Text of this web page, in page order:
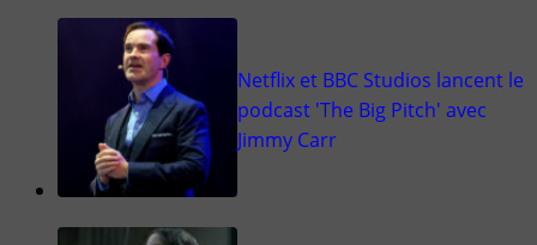
Netflix et BBC Studios lancent le
podcast 'The Big Pitch' avec
Jimmy Carr